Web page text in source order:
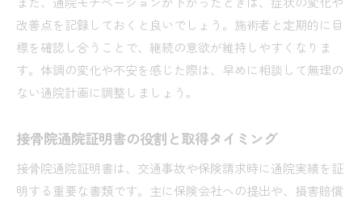
改善点を記録しておくと良いでしょう。施術者と定期的に目
標を確認し合うことで、継続の意欲が維持しやすくなりま
す。体調の変化や不安を感じた際は、早めに相談して無理の
ない通院計画に調整しましょう。
接骨院通院証明書の役割と取得タイミング
接骨院通院証明書は、交通事故や保険請求時に通院実績を証
明する重要な書類です。主に保険会社への提出や、損害賠償